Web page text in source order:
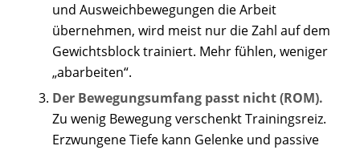
und Ausweichbewegungen die Arbeit
übernehmen, wird meist nur die Zahl auf dem
Gewichtsblock trainiert. Mehr fühlen, weniger
„abarbeiten“.
Der Bewegungsumfang passt nicht (ROM).
Zu wenig Bewegung verschenkt Trainingsreiz.
Erzwungene Tiefe kann Gelenke und passive